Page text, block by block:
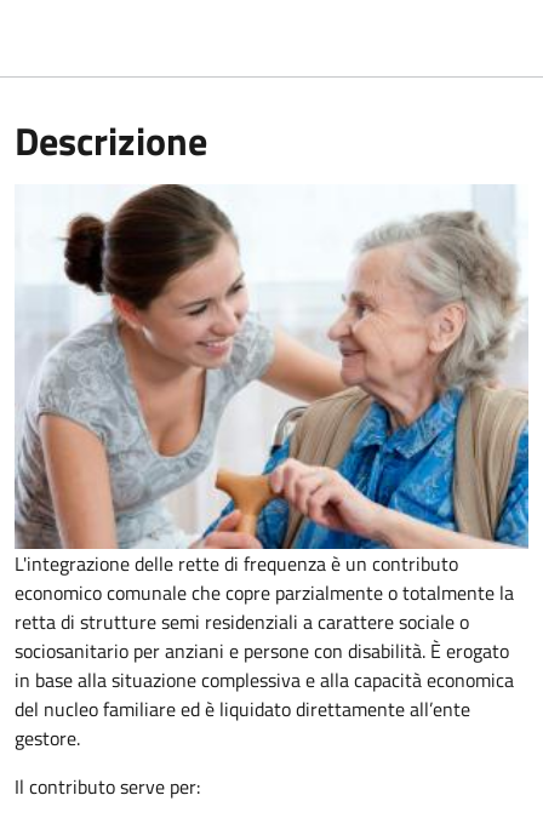
Descrizione
L'integrazione delle rette di frequenza è un contributo
economico comunale che copre parzialmente o totalmente la
retta di strutture semi residenziali a carattere sociale o
sociosanitario per anziani e persone con disabilità. È erogato
in base alla situazione complessiva e alla capacità economica
del nucleo familiare ed è liquidato direttamente all’ente
gestore.
Il contributo serve per: